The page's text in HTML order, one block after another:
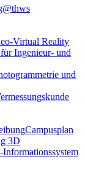
Virtual Reality
Ingenieur- und
und
Campusplan
3D
Informationssystem